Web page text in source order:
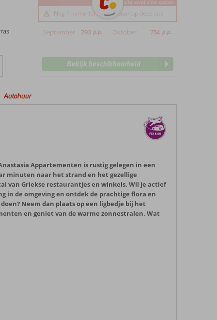
*incl. alle verplichte kosten
Nog 1 kamer(s) beschikbaar op deze site
September 793 p.p. Oktober 754 p.p.
Bekijk beschikbaarheid
Autohuur
Appartementen is rustig gelegen in een
minuten naar het strand en het gezellige
van Griekse restaurantjes en winkels. Wil je actief
in de omgeving en ontdek de prachtige flora en
Neem dan plaats op een ligbedje bij het
en geniet van de warme zonnestralen. Wat